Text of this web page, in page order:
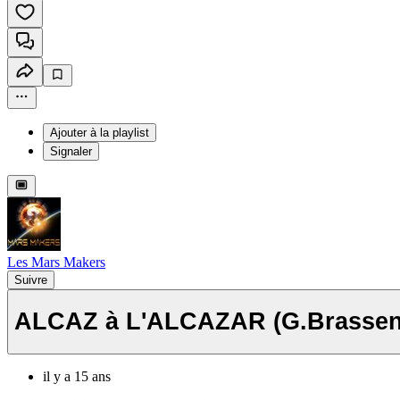
Ajouter à la playlist
Signaler
Les Mars Makers
Suivre
ALCAZ à L'ALCAZAR
il y a 15 ans